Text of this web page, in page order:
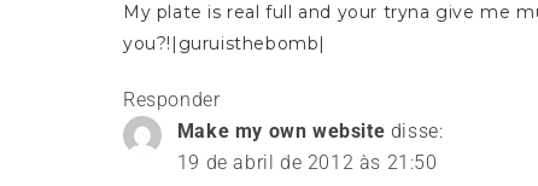
My plate is real full and your tryna give me
you?!|guruisthebomb|
Responder
Make my own website disse:
19 de abril de 2012 às 21:50